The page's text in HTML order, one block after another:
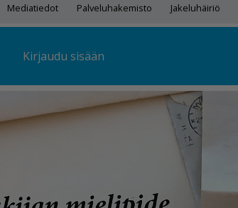
Mediatiedot Palveluhakemisto Jakeluhäiriö
Kirjaudu sisään